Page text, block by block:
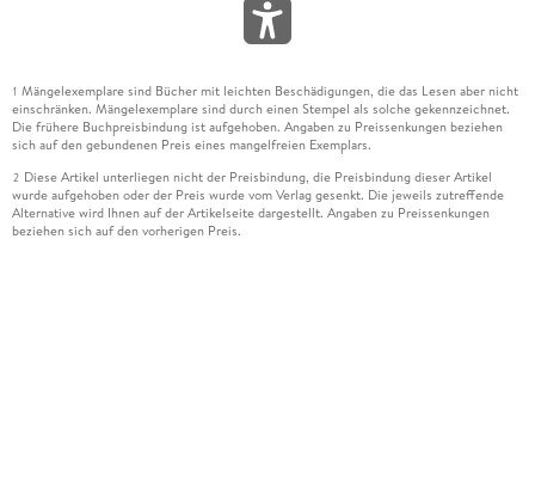
1 Mängelexemplare sind Bücher mit leichten Beschädigungen, die das Lesen aber nicht
einschränken. Mängelexemplare sind durch einen Stempel als solche gekennzeichnet.
Die frühere Buchpreisbindung ist aufgehoben. Angaben zu Preissenkungen beziehen
sich auf den gebundenen Preis eines mangelfreien Exemplars.
2 Diese Artikel unterliegen nicht der Preisbindung, die Preisbindung dieser Artikel
wurde aufgehoben oder der Preis wurde vom Verlag gesenkt. Die jeweils zutreffende
Alternative wird Ihnen auf der Artikelseite dargestellt. Angaben zu Preissenkungen
beziehen sich auf den vorherigen Preis.